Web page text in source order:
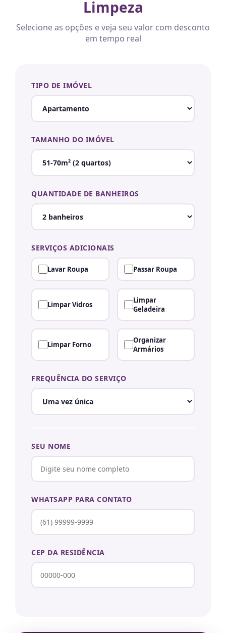
Limpeza
Selecione as opções e veja seu valor com desconto
em tempo real
TIPO DE IMÓVEL
TAMANHO DO IMÓVEL
QUANTIDADE DE BANHEIROS
SERVIÇOS ADICIONAIS
Lavar Roupa Passar Roupa
Limpar Vidros
Limpar
Geladeira
Limpar Forno
Organizar
Armários
FREQUÊNCIA DO SERVIÇO
SEU NOME
WHATSAPP PARA CONTATO
CEP DA RESIDÊNCIA